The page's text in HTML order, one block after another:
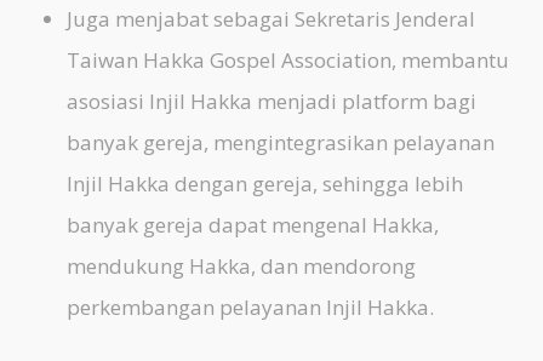
Juga menjabat sebagai Sekretaris Jenderal
Taiwan Hakka Gospel Association, membantu
asosiasi Injil Hakka menjadi platform bagi
banyak gereja, mengintegrasikan pelayanan
Injil Hakka dengan gereja, sehingga lebih
banyak gereja dapat mengenal Hakka,
mendukung Hakka, dan mendorong
perkembangan pelayanan Injil Hakka.